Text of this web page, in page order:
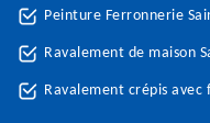
Peinture Ferronnerie
Ravalement de maison
Ravalement crépis avec